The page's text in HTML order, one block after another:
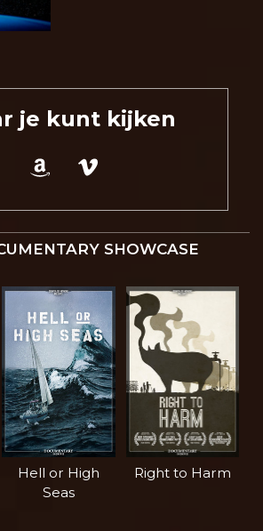
je kunt kijken
SHOWCASE
Hell or High
Seas
Right to Harm